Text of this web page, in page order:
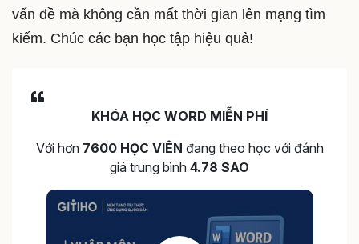
vấn đề mà không cần mất thời gian lên mạng tìm
kiếm. Chúc các bạn học tập hiệu quả!
KHÓA HỌC WORD MIỄN PHÍ
Với hơn 7600 HỌC VIÊN đang theo học với đánh
giá trung bình 4.78 SAO